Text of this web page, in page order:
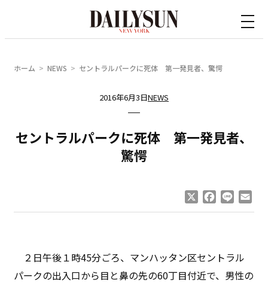
ホーム NEWS セントラルパークに死体 第一発見者、驚愕
2016年6月3日NEWS
セントラルパークに死体 第一発見者、
驚愕
Facebook
Line
２日午後１時45分ごろ、マンハッタン区セントラル
パークの出入口から目と鼻の先の60丁目付近で、男性の